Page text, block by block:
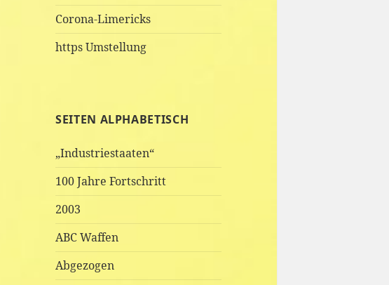
Corona-Limericks
https Umstellung
SEITEN ALPHABETISCH
„Industriestaaten“
100 Jahre Fortschritt
2003
ABC Waffen
Abgezogen